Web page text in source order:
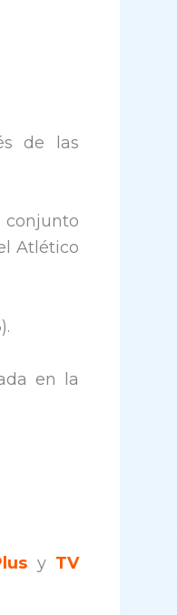
de las
conjunto
Atlético
en la
y TV